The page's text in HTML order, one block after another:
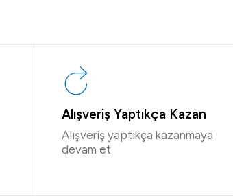
Alışveriş Yaptıkça Kazan
Alışveriş yaptıkça kazanmaya
devam et